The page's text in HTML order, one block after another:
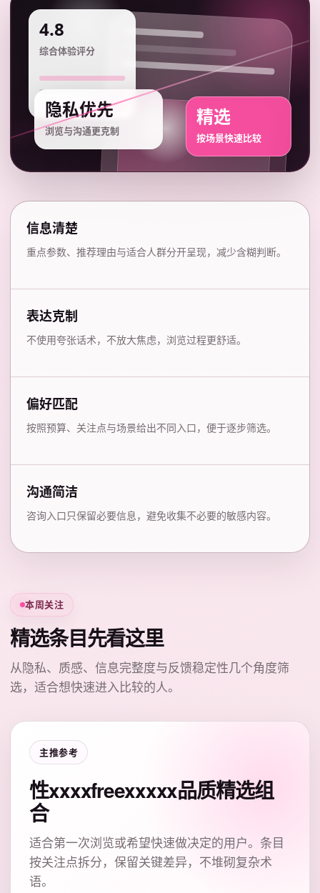
4.8
综合体验评分
隐私优先
浏览与沟通更克制
精选
按场景快速比较
信息清楚
重点参数、推荐理由与适合人群分开呈现，减少含糊判断。
表达克制
不使用夸张话术，不放大焦虑，浏览过程更舒适。
偏好匹配
按照预算、关注点与场景给出不同入口，便于逐步筛选。
沟通简洁
咨询入口只保留必要信息，避免收集不必要的敏感内容。
本周关注
精选条目先看这里
从隐私、质感、信息完整度与反馈稳定性几个角度筛
选，适合想快速进入比较的人。
主推参考
性xxxxfreexxxxx品质精选组
合
适合第一次浏览或希望快速做决定的用户。条目
按关注点拆分，保留关键差异，不堆砌复杂术
语。